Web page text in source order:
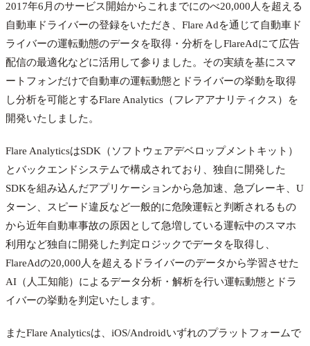
2017年6月のサービス開始からこれまでにのべ20,000人を超える
自動車ドライバーの登録をいただき、Flare Adを通じて自動車ド
ライバーの運転動態のデータを取得・分析をしFlareAdにて広告
配信の最適化などに活用して参りました。その実績を基にスマ
ートフォンだけで自動車の運転動態とドライバーの挙動を取得
し分析を可能とするFlare Analytics（フレアアナリティクス）を
開発いたしました。
Flare AnalyticsはSDK（ソフトウェアデベロップメントキット）
とバックエンドシステムで構成されており、独自に開発した
SDKを組み込んだアプリケーションから急加速、急ブレーキ、U
ターン、スピード違反など一般的に危険運転と判断されるもの
から近年自動車事故の原因として急増している運転中のスマホ
利用など独自に開発した判定ロジックでデータを取得し、
FlareAdの20,000人を超えるドライバーのデータから学習させた
AI（人工知能）によるデータ分析・解析を行い運転動態とドラ
イバーの挙動を判定いたします。
またFlare Analyticsは、iOS/Androidいずれのプラットフォームで